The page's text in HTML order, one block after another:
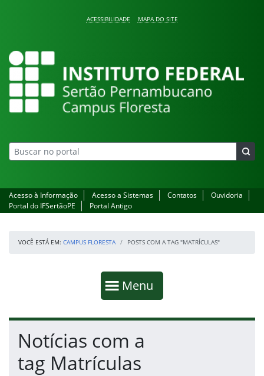
ACESSIBILIDADE MAPA DO SITE
Campus Floresta
Acesso à Informação Acesso a Sistemas Contatos
Ouvidoria
Portal do IFSertãoPE
Portal Antigo
VOCÊ ESTÁ EM: CAMPUS FLORESTA POSTS COM A TAG "MATRÍCULAS"
Mostrar
Menu
Fim da navegação
Início do conteúdo
Notícias com a
tag Matrículas